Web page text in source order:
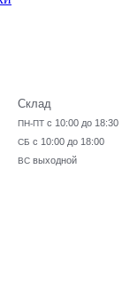
Склад
ПН-ПТ с 10:00 до 18:30
СБ с 10:00 до 18:00
ВС выходной